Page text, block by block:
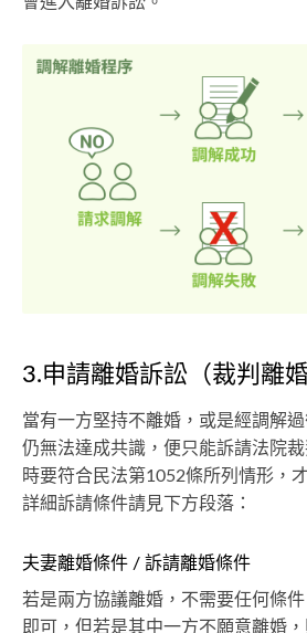
3.申請離婚訴訟（裁判離婚
當有一方堅持不離婚，或是經調解
仍無法達成共識，便只能訴請法院
時要符合民法第1052條所列情形，
詳細訴請條件請見下方段落：
夫妻離婚條件 / 訴請離婚條件
若是兩方協議離婚，不需要任何條
即可，但若是其中一方不願意離婚